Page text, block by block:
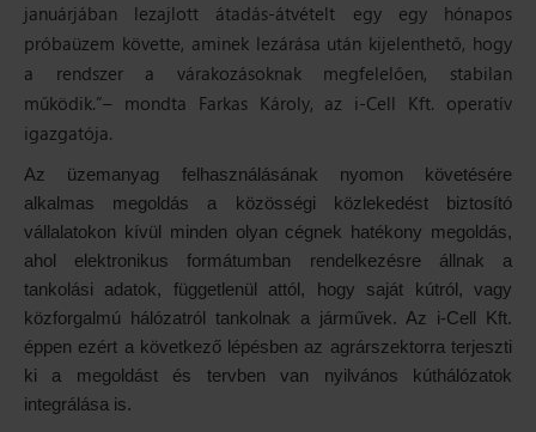
januárjában lezajlott átadás-átvételt egy egy hónapos
próbaüzem követte, aminek lezárása után kijelenthető, hogy
a rendszer a várakozásoknak megfelelően, stabilan
működik.”– mondta Farkas Károly, az i-Cell Kft. operatív
igazgatója.
Az üzemanyag felhasználásának nyomon követésére
alkalmas megoldás a közösségi közlekedést biztosító
vállalatokon kívül minden olyan cégnek hatékony megoldás,
ahol elektronikus formátumban rendelkezésre állnak a
tankolási adatok, függetlenül attól, hogy saját kútról, vagy
közforgalmú hálózatról tankolnak a járművek. Az i-Cell Kft.
éppen ezért a következő lépésben az agrárszektorra terjeszti
ki a megoldást és tervben van nyilvános kúthálózatok
integrálása is.